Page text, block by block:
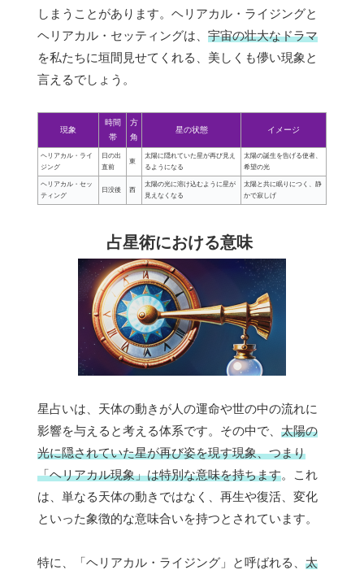
しまうことがあります。ヘリアカル・ライジングと
ヘリアカル・セッティングは、 宇宙の壮大なドラマ
を私たちに垣間見せてくれる、美しくも儚い現象と
言えるでしょう。
現象
時間
帯
方
角
星の状態 イメージ
ヘリアカル・ライ
ジング
日の出
直前
東
太陽に隠れていた星が再び見え
るようになる
太陽の誕生を告げる使者、
希望の光
ヘリアカル・セッ
ティング
日没後 西
太陽の光に溶け込むように星が
見えなくなる
太陽と共に眠りにつく、静
かで寂しげ
占星術における意味
星占いは、天体の動きが人の運命や世の中の流れに
影響を与えると考える体系です。その中で、 太陽の
光に隠されていた星が再び姿を現す現象、つまり
「ヘリアカル現象」は特別な意味を持ちます。これ
は、単なる天体の動きではなく、再生や復活、変化
といった象徴的な意味合いを持つとされています。
特に、「ヘリアカル・ライジング」と呼ばれる、 太